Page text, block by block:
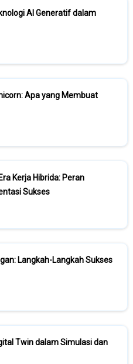
AI Generatif dalam
Apa yang Membuat
Kerja Hibrida: Peran
Sukses
Langkah-Langkah Sukses
Twin dalam Simulasi dan